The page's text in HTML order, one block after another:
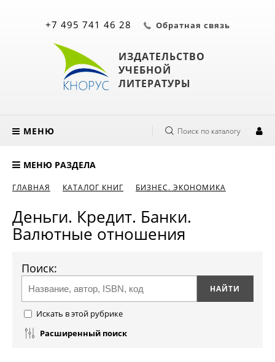
ИЗДАТЕЛЬСТВО
УЧЕБНОЙ
ЛИТЕРАТУРЫ
+7 495 741 46 28 Обратная связь
МЕНЮ Поиск по каталогу
МЕНЮ РАЗДЕЛА
ГЛАВНАЯ КАТАЛОГ КНИГ БИЗНЕС. ЭКОНОМИКА
Деньги. Кредит. Банки.
Валютные отношения
Поиск:
Искать в этой рубрике
Расширенный поиск